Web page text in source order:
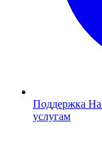
Поддержка
услугам